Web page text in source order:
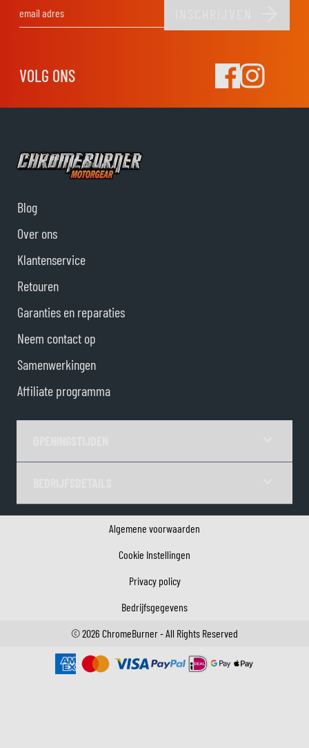
VOLG ONS
Blog
Over ons
Klantenservice
Retouren
Garanties en reparaties
Neem contact op
Samenwerkingen
Affiliate programma
Algemene voorwaarden
Cookie Instellingen
Privacy policy
Bedrijfsgegevens
©2026 ChromeBurner - All Rights Reserved